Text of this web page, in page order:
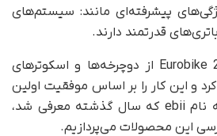
پیشرفته‌ای مانند: سیستم‌های
ایسر در نمایشگاه Eurobike 2024 از دوچرخه‌ها و اسکوترهای
و این کار را بر اساس موفقیت اولین
دوچرخۀ الکتریکی خود به نام ebii که سال گذشته معرفی شد،
این محصولات می‌پردازیم.